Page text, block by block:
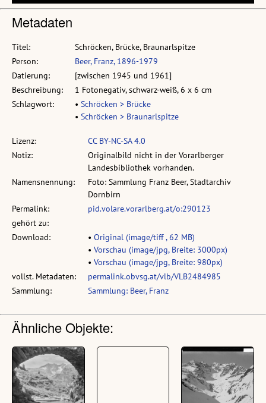
Metadaten
Titel:
Schröcken, Brücke, Braunarlspitze
Person:
Beer, Franz, 1896-1979
Datierung:
[zwischen 1945 und 1961]
Beschreibung:
1 Fotonegativ, schwarz-weiß, 6 x 6 cm
Schlagwort:
• Schröcken > Brücke
• Schröcken > Braunarlspitze
Lizenz:
CC BY-NC-SA 4.0
Notiz:
Originalbild nicht in der Vorarlberger
Landesbibliothek vorhanden.
Namensnennung:
Foto: Sammlung Franz Beer, Stadtarchiv
Dornbirn
Permalink:
pid.volare.vorarlberg.at/o:290123
gehört zu:
Download:
• Original (image/tiff , 62 MB)
• Vorschau (image/jpg, Breite: 3000px)
• Vorschau (image/jpg, Breite: 980px)
vollst. Metadaten:
permalink.obvsg.at/vlb/VLB2484985
Sammlung:
Sammlung: Beer, Franz
Ähnliche Objekte: